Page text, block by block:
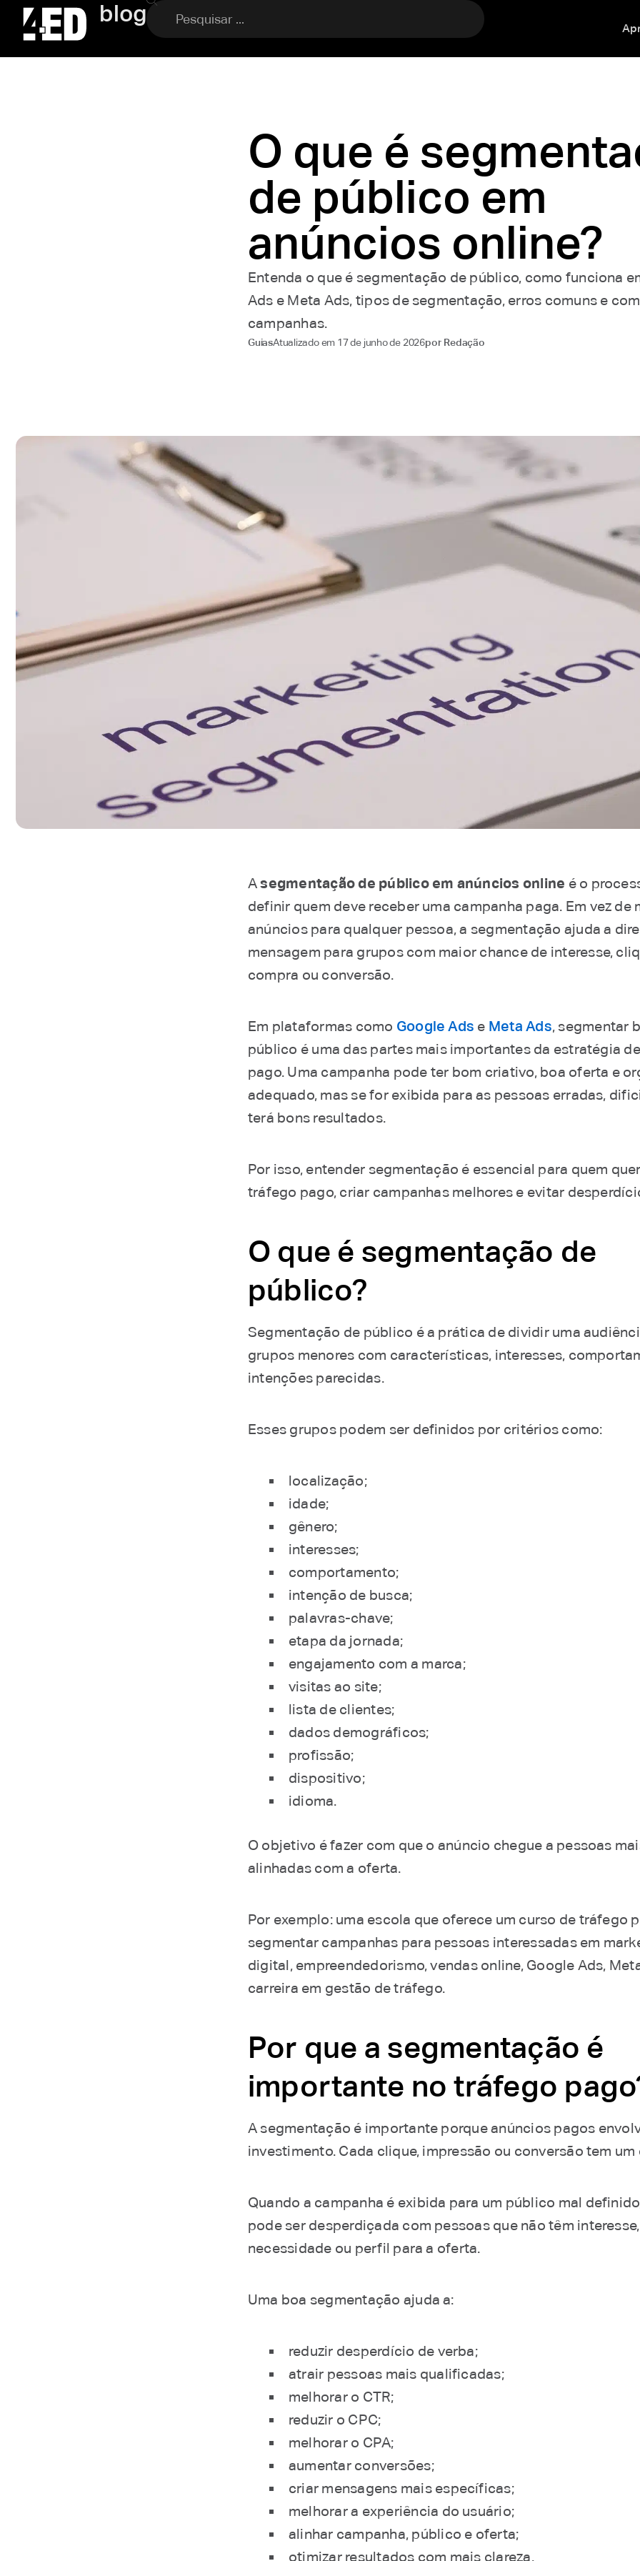
blog
O que é
de público em
anúncios online?
Entenda o que é segmentação de público, como funciona
Ads e Meta Ads, tipos de segmentação, erros comuns e
campanhas.
GuiasAtualizado em 17 de junho de 2026por Redação
Asegmentação de público em anúncios online é o
definir quem deve receber uma campanha paga. Em vez de
anúncios para qualquer pessoa, a segmentação ajuda a
mensagem para grupos com maior chance de interesse,
compra ou conversão.
Em plataformas como Google Ads e Meta Ads, segmentar
público é uma das partes mais importantes da estratégia
pago. Uma campanha pode ter bom criativo, boa oferta e
adequado, mas se for exibida para as pessoas erradas,
terá bons resultados.
Por isso, entender segmentação é essencial para quem
tráfego pago, criar campanhas melhores e evitar
O que é segmentação de
público?
Segmentação de público é a prática de dividir uma
grupos menores com características, interesses,
intenções parecidas.
Esses grupos podem ser definidos por critérios como:
localização;
idade;
gênero;
interesses;
comportamento;
intenção de busca;
palavras-chave;
etapa da jornada;
engajamento com a marca;
visitas ao site;
lista de clientes;
dados demográficos;
profissão;
dispositivo;
idioma.
O objetivo é fazer com que o anúncio chegue a pessoas
alinhadas com a oferta.
Por exemplo: uma escola que oferece um curso de tráfego
segmentar campanhas para pessoas interessadas em
digital, empreendedorismo, vendas online, Google Ads,
carreira em gestão de tráfego.
Por que a segmentação é
importante no tráfego
A segmentação é importante porque anúncios pagos
investimento. Cada clique, impressão ou conversão tem um
Quando a campanha é exibida para um público mal
pode ser desperdiçada com pessoas que não têm interesse,
necessidade ou perfil para a oferta.
Uma boa segmentação ajuda a:
reduzir desperdício de verba;
atrair pessoas mais qualificadas;
melhorar o CTR;
reduzir o CPC;
melhorar o CPA;
aumentar conversões;
criar mensagens mais específicas;
melhorar a experiência do usuário;
alinhar campanha, público e oferta;
otimizar resultados com mais clareza.